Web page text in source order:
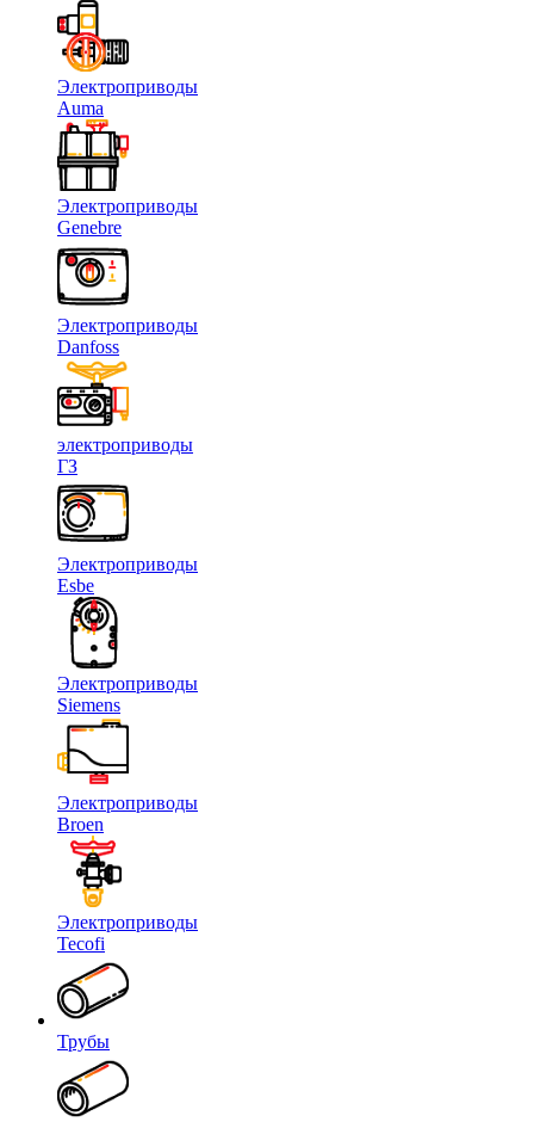
Электроприводы
Auma
Электроприводы
Genebre
Электроприводы
Danfoss
электроприводы
ГЗ
Электроприводы
Esbe
Электроприводы
Siemens
Электроприводы
Broen
Электроприводы
Tecofi
Трубы